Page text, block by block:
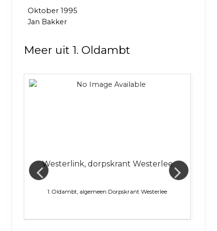
Oktober 1995
Jan Bakker
Meer uit 1. Oldambt
Westerlink, dorpskrant Westerlee
1. Oldambt, algemeen Dorpskrant Westerlee